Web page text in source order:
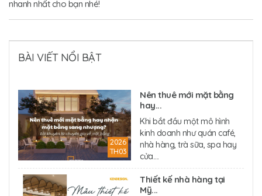
nhanh nhất cho bạn nhé!
BÀI VIẾT NỔI BẬT
2026
TH03
Nên thuê mới mặt bằng
hay...
Khi bắt đầu một mô hình
kinh doanh như quán café,
nhà hàng, trà sữa, spa hay
cửa....
Thiết kế nhà hàng tại
Mỹ...